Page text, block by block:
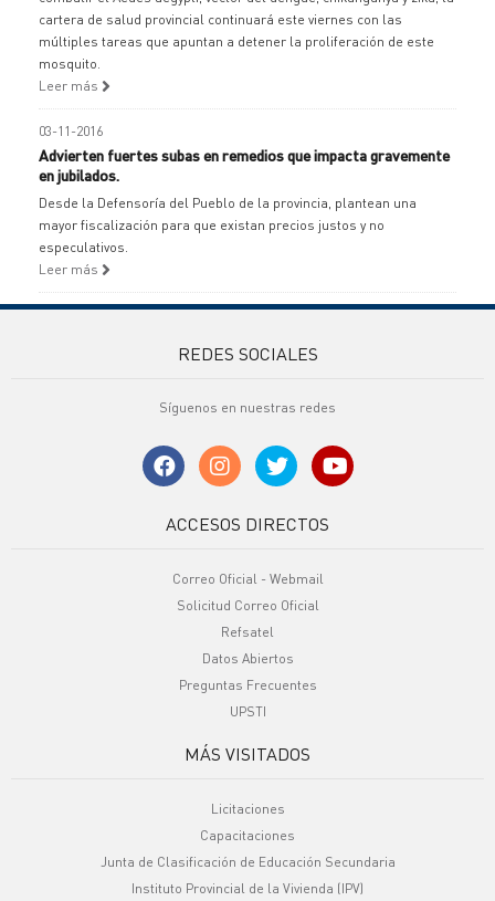
cartera de salud provincial continuará este viernes con las
múltiples tareas que apuntan a detener la proliferación de este
mosquito.
Leer más
03-11-2016
Advierten fuertes subas en remedios que impacta gravemente
en jubilados.
Desde la Defensoría del Pueblo de la provincia, plantean una
mayor fiscalización para que existan precios justos y no
especulativos.
Leer más
REDES SOCIALES
Síguenos en nuestras redes
ACCESOS DIRECTOS
Correo Oficial - Webmail
Solicitud Correo Oficial
Refsatel
Datos Abiertos
Preguntas Frecuentes
UPSTI
MÁS VISITADOS
Licitaciones
Capacitaciones
Junta de Clasificación de Educación Secundaria
Instituto Provincial de la Vivienda (IPV)